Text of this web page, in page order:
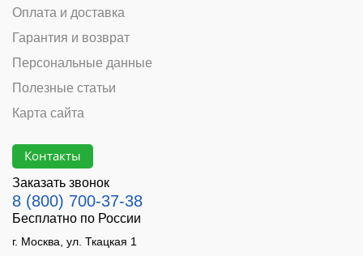
Оплата и доставка
Гарантия и возврат
Персональные данные
Полезные статьи
Карта сайта
Контакты
Заказать звонок
8 (800) 700-37-38
Бесплатно по России
г. Москва, ул. Ткацкая 1